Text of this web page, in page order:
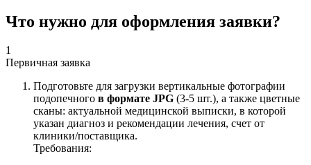
Что нужно для оформления заявки?
1
Первичная заявка
Подготовьте для загрузки вертикальные фотографии
подопечного в формате JPG (3-5 шт.), а также цветные
сканы: актуальной медицинской выписки, в которой
указан диагноз и рекомендации лечения, счет от
клиники/поставщика.
Требования: